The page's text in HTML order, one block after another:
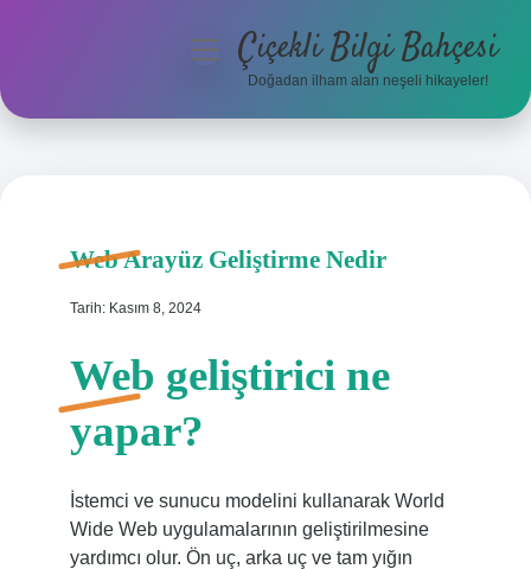
Anasayfa
menüyüÇiçekli Bilgi Bahçesi
Doğadan ilham alan neşeli hikayeler!
Web Arayüz Geliştirme Nedir
Tarih: Kasım 8, 2024
Web geliştirici ne
yapar?
İstemci ve sunucu modelini kullanarak World
Wide Web uygulamalarının geliştirilmesine
yardımcı olur. Ön uç, arka uç ve tam yığın